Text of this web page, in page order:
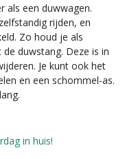
als een duwwagen.
rijden, en
Zo houd je als
duwstang. Deze is in
Je kunt ook het
en een schommel-as.
in huis!